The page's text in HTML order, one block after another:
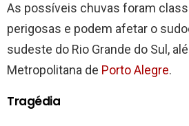
As possíveis chuvas foram
perigosas e podem afetar o
sudeste do Rio Grande do Sul,
Metropolitana de Porto Alegre.
Tragédia